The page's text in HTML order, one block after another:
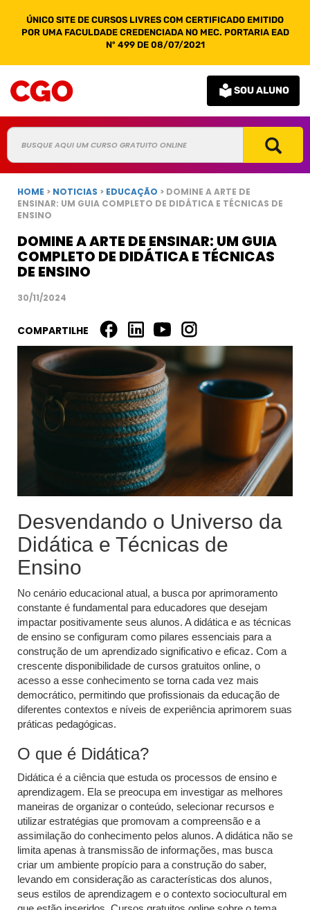
ÚNICO SITE DE CURSOS LIVRES COM CERTIFICADO EMITIDO
POR UMA FACULDADE CREDENCIADA NO MEC. PORTARIA EAD
Nº 499 DE 08/07/2021
SOU ALUNO
HOME > NOTICIAS > EDUCAÇÃO > DOMINE A ARTE DE
ENSINAR: UM GUIA COMPLETO DE DIDÁTICA E TÉCNICAS DE
ENSINO
DOMINE A ARTE DE ENSINAR: UM GUIA
COMPLETO DE DIDÁTICA E TÉCNICAS
DE ENSINO
30/11/2024
COMPARTILHE
Desvendando o Universo da
Didática e Técnicas de
Ensino
No cenário educacional atual, a busca por aprimoramento
constante é fundamental para educadores que desejam
impactar positivamente seus alunos. A didática e as técnicas
de ensino se configuram como pilares essenciais para a
construção de um aprendizado significativo e eficaz. Com a
crescente disponibilidade de cursos gratuitos online, o
acesso a esse conhecimento se torna cada vez mais
democrático, permitindo que profissionais da educação de
diferentes contextos e níveis de experiência aprimorem suas
práticas pedagógicas.
O que é Didática?
Didática é a ciência que estuda os processos de ensino e
aprendizagem. Ela se preocupa em investigar as melhores
maneiras de organizar o conteúdo, selecionar recursos e
utilizar estratégias que promovam a compreensão e a
assimilação do conhecimento pelos alunos. A didática não se
limita apenas à transmissão de informações, mas busca
criar um ambiente propício para a construção do saber,
levando em consideração as características dos alunos,
seus estilos de aprendizagem e o contexto sociocultural em